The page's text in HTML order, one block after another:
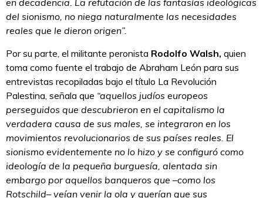
en decadencia. La refutación de las fantasías ideológicas
del sionismo, no niega naturalmente las necesidades
reales que le dieron origen”.
Por su parte, el militante peronista Rodolfo Walsh, quien
toma como fuente el trabajo de Abraham León para sus
entrevistas recopiladas bajo el título La Revolución
Palestina, señala que “aquellos judíos europeos
perseguidos que descubrieron en el capitalismo la
verdadera causa de sus males, se integraron en los
movimientos revolucionarios de sus países reales. El
sionismo evidentemente no lo hizo y se configuró como
ideología de la pequeña burguesía, alentada sin
embargo por aquellos banqueros que –como los
Rotschild– veían venir la ola y querían que sus